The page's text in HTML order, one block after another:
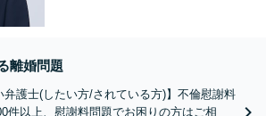
離婚問題
弁護士(したい方/されている方)】不倫慰謝料
件以上、慰謝料問題でお困りの方はご相